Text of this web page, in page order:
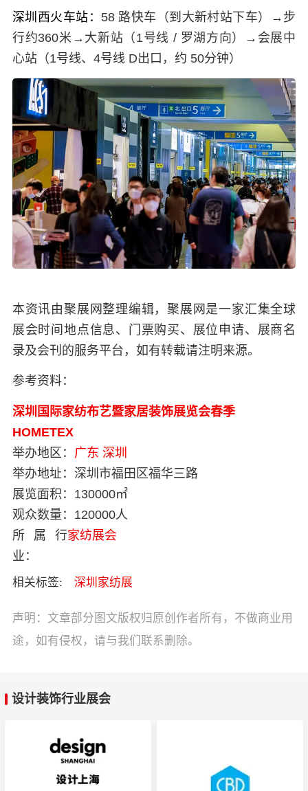
深圳西火车站： 58 路快车（到大新村站下车）→步
行约360米→大新站（1号线 / 罗湖方向）→会展中
心站（1号线、4号线 D出口，约 50分钟）
本资讯由聚展网整理编辑，聚展网是一家汇集全球
展会时间地点信息、门票购买、展位申请、展商名
录及会刊的服务平台，如有转载请注明来源。
参考资料：
深圳国际家纺布艺暨家居装饰展览会春季
HOMETEX
举办地区： 广东 深圳
举办地址： 深圳市福田区福华三路
展览面积： 130000㎡
观众数量： 120000人
所属行
业：
家纺展会
相关标签: 深圳家纺展
声明：文章部分图文版权归原创作者所有，不做商业用
途，如有侵权，请与我们联系删除。
设计装饰行业展会